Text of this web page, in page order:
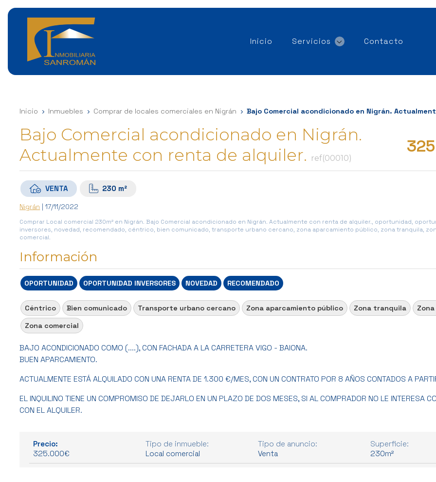
Inicio Servicios Contacto
Inicio Inmuebles Comprar de locales comerciales en Nigrán Bajo Comercial acondicionado en Nigrán.
Bajo Comercial acondicionado en Nigrán.
Actualmente con renta de alquiler.
ref(00010)
VENTA 230 m²
Nigrán | 17/11/2022
Comprar Local comercial 230m² en Nigrán. Bajo Comercial acondicionado en Nigrán. Actualmente con renta de alquiler., oportunidad,
inversores, novedad, recomendado, céntrico, bien comunicado, transporte urbano cercano, zona aparcamiento público, zona tranquila,
comercial.
Información
OPORTUNIDAD OPORTUNIDAD INVERSORES NOVEDAD RECOMENDADO
Céntrico Bien comunicado Transporte urbano cercano Zona aparcamiento público Zona tranquila
Zona comercial
BAJO ACONDICIONADO COMO (....), CON FACHADA A LA CARRETERA VIGO - BAIONA.
BUEN APARCAMIENTO.
ACTUALMENTE ESTÁ ALQUILADO CON UNA RENTA DE 1.300 €/MES, CON UN CONTRATO POR 8 AÑOS CONTADOS A
EL INQUILINO TIENE UN COMPROMISO DE DEJARLO EN UN PLAZO DE DOS MESES, SI AL COMPRADOR NO LE INTERESA
CON EL ALQUILER.
Precio:
325.000€
Tipo de inmueble:
Local comercial
Tipo de anuncio:
Venta
Superficie:
230m²